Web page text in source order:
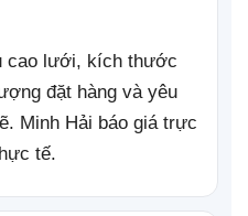
cao lưới, kích thước
đặt hàng và yêu
Minh Hải báo giá trực
tế.